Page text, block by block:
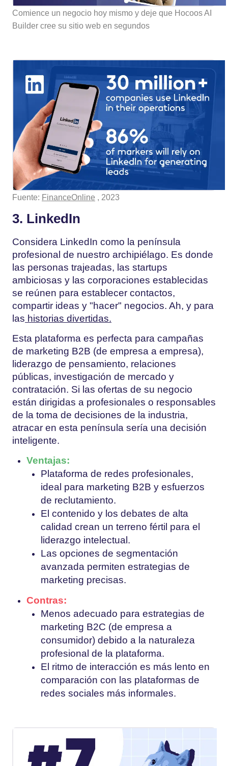
Comience un negocio hoy mismo y deje que Hocoos AI
Builder cree su sitio web en segundos
Fuente: FinanceOnline , 2023
3. LinkedIn
Considera LinkedIn como la península
profesional de nuestro archipiélago. Es donde
las personas trajeadas, las startups
ambiciosas y las corporaciones establecidas
se reúnen para establecer contactos,
compartir ideas y "hacer" negocios. Ah, y para
las historias divertidas.
Esta plataforma es perfecta para campañas
de marketing B2B (de empresa a empresa),
liderazgo de pensamiento, relaciones
públicas, investigación de mercado y
contratación. Si las ofertas de su negocio
están dirigidas a profesionales o responsables
de la toma de decisiones de la industria,
atracar en esta península sería una decisión
inteligente.
Ventajas:
Plataforma de redes profesionales,
ideal para marketing B2B y esfuerzos
de reclutamiento.
El contenido y los debates de alta
calidad crean un terreno fértil para el
liderazgo intelectual.
Las opciones de segmentación
avanzada permiten estrategias de
marketing precisas.
Contras:
Menos adecuado para estrategias de
marketing B2C (de empresa a
consumidor) debido a la naturaleza
profesional de la plataforma.
El ritmo de interacción es más lento en
comparación con las plataformas de
redes sociales más informales.